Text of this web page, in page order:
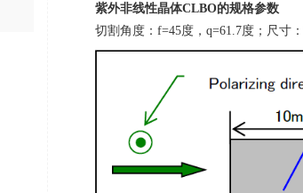
紫外非线性晶体CLBO的规格参数
切割角度：f=45度，q=61.7度；尺寸：